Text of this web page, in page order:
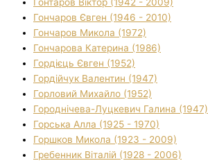
Гончаров Євген (1946 - 2010)
Гончаров Микола (1972)
Гончарова Катерина (1986)
Гордієць Євген (1952)
Гордійчук Валентин (1947)
Горловий Михайло (1952)
Городнічева-Луцкевич Галина (1947)
Горська Алла (1925 - 1970)
Горшков Микола (1923 - 2009)
Гребенник Віталій (1928 - 2006)